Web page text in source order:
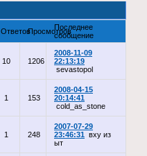
ОтветовПросмотровПоследнее
сообщение
10 1206
2008-11-09
22:13:19
sevastopol
1 153
2008-04-15
20:14:41
cold_as_stone
1 248
2007-07-29
23:46:31 вху из
ыт